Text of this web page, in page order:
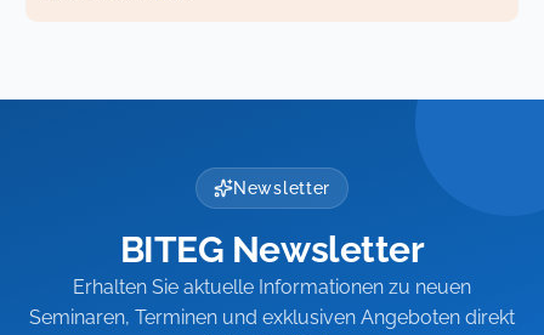
Newsletter
BITEG Newsletter
Erhalten Sie aktuelle Informationen zu neuen
Seminaren, Terminen und exklusiven Angeboten direkt